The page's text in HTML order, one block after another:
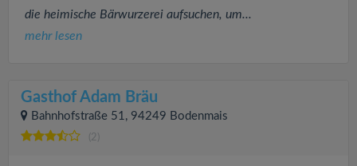
die heimische Bärwurzerei aufsuchen, um...
mehr lesen
Gasthof Adam Bräu
Bahnhofstraße 51, 94249 Bodenmais
(2)